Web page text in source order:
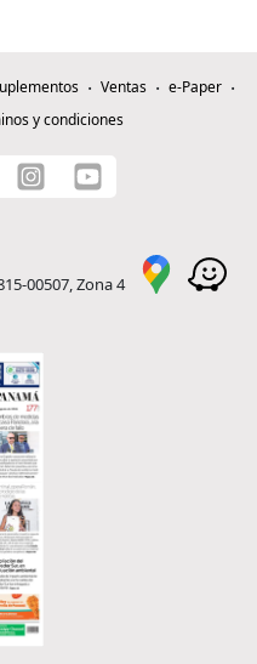
Ventas
e-Paper
y condiciones
00507, Zona 4